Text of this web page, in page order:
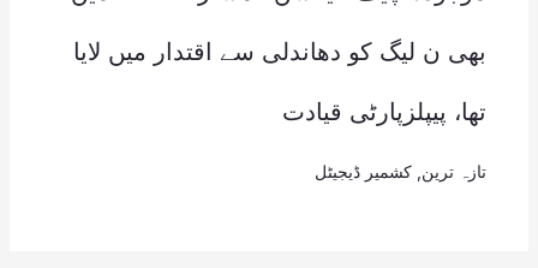
بھی ن لیگ کو دھاندلی سے اقتدار میں لایا
تھا، پیپلزپارٹی قیادت
تازہ ترین کشمیر ڈیجیٹل